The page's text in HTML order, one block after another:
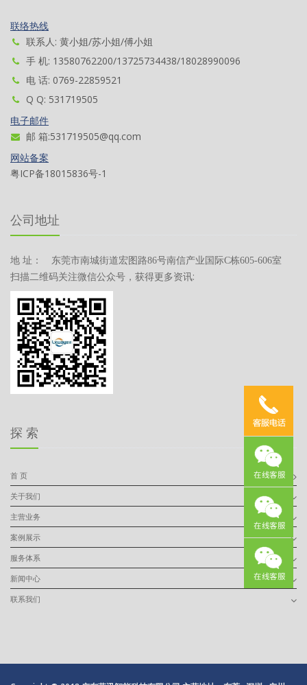
联络热线
联系人: 黄小姐/苏小姐/傅小姐
手 机: 13580762200/13725734438/18028990096
电 话: 0769-22859521
Q Q: 531719505
电子邮件
邮 箱:531719505@qq.com
网站备案
粤ICP备18015836号-1
公司地址
地 址： 东莞市南城街道宏图路86号南信产业国际C栋605-606室
扫描二维码关注微信公众号，获得更多资讯:
探 索
首 页
关于我们
主营业务
案例展示
服务体系
新闻中心
联系我们